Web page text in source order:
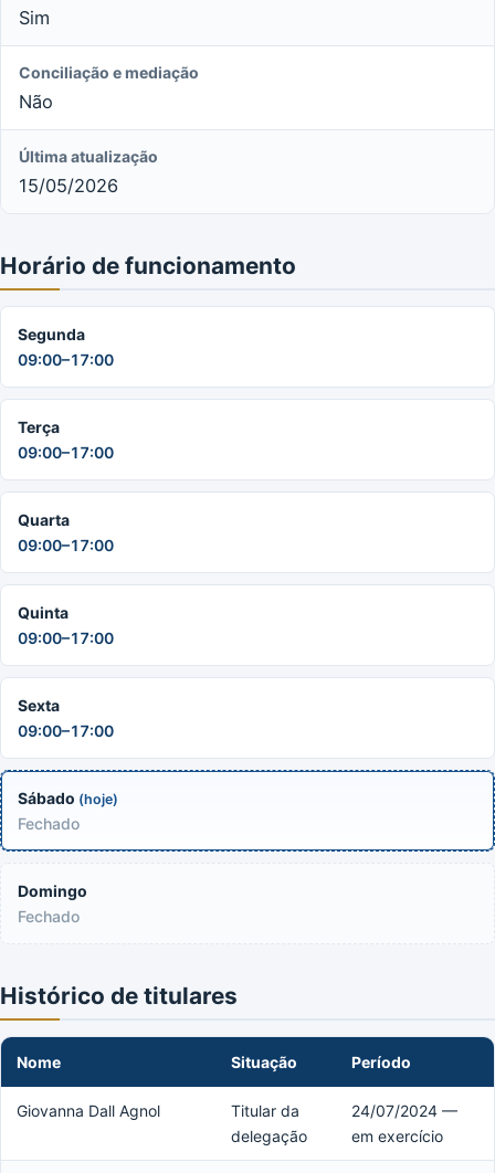
Sim
Conciliação e mediação
Não
Última atualização
15/05/2026
Horário de funcionamento
Segunda
09:00–17:00
Terça
09:00–17:00
Quarta
09:00–17:00
Quinta
09:00–17:00
Sexta
09:00–17:00
Sábado (hoje)
Fechado
Domingo
Fechado
Histórico de titulares
Nome Situação Período
Giovanna Dall Agnol
Titular da
delegação
24/07/2024 —
em exercício